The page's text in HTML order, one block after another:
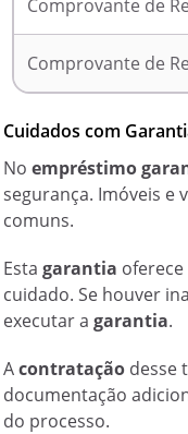
Comprovante de
Comprovante de
Cuidados com
Noempréstimo
segurança. Imóveis e
comuns.
Estagarantia
cuidado. Se houver
executar agarantia.
Acontratação desse
documentação
do processo.